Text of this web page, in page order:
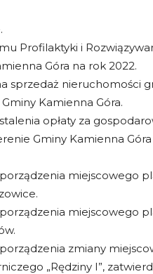
Profilaktyki i
Góra na rok 2022.
sprzedaż nieruchomości
Kamienna Góra.
opłaty za
Gminy Kamienna
miejscowego
miejscowego
zmiany
„Rędziny I”,